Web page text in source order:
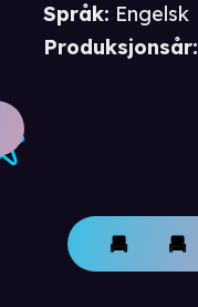
Språk: Engelsk
Produksjonsår: